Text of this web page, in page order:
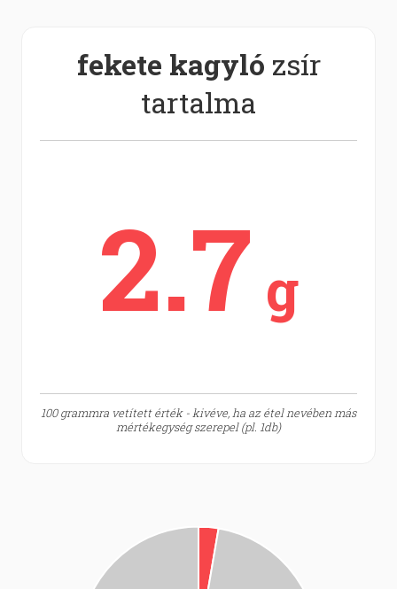
fekete kagyló zsír
tartalma
2.7 g
100 grammra vetített érték - kivéve, ha az étel nevében más
mértékegység szerepel (pl. 1db)